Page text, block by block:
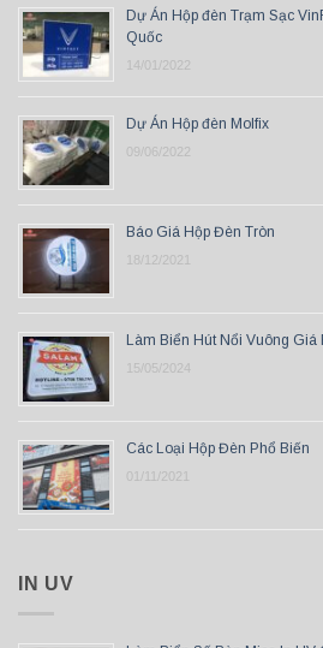
Dự Án Hộp đèn Trạm Sạc
Quốc
14/01/2022
Dự Án Hộp đèn Molfix
09/06/2022
Báo Giá Hộp Đèn Tròn
18/12/2021
Làm Biển Hút Nổi Vuông Giá
15/05/2024
Các Loại Hộp Đèn Phổ Biến
01/11/2021
IN UV